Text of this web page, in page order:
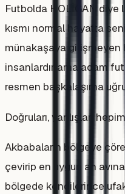
Futbolda HOLİGAN diye
kısmı normal hayatta
münakaşaya girişmeyen
insanlardır ama adam
resmen başkalaşıma
Doğruları, yanlışları
Akbabaların bölgeye
çevirip en uygun an
bölgede kendilerince